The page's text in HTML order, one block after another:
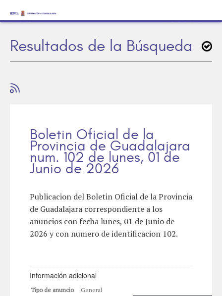
Resultados de la Búsqueda
Boletin Oficial de la
Provincia de Guadalajara
num. 102 de lunes, 01 de
Junio de 2026
Publicacion del Boletin Oficial de la Provincia
de Guadalajara correspondiente a los
anuncios con fecha lunes, 01 de Junio de
2026 y con numero de identificacion 102.
Información adicional
Tipo de anuncio General